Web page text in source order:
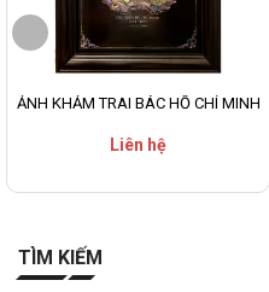
ẢNH KHẢM TRAI BÁC HỒ CHÍ MINH
Liên hệ
TÌM KIẾM